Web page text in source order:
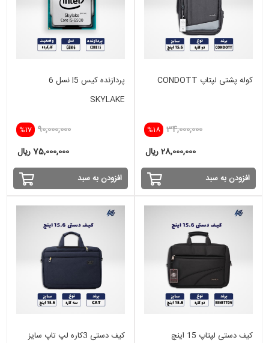
کوله پشتی لپتاپ CONDOTT
%18 34,000,000
28,000,000 ریال
افزودن به سبد
پردازنده کیس I5 نسل 6
SKYLAKE
%17 90,000,000
75,000,000 ریال
افزودن به سبد
کیف دستی لپتاپ 15 اینچ
کیف دستی 3کاره لپ تاپ سایز